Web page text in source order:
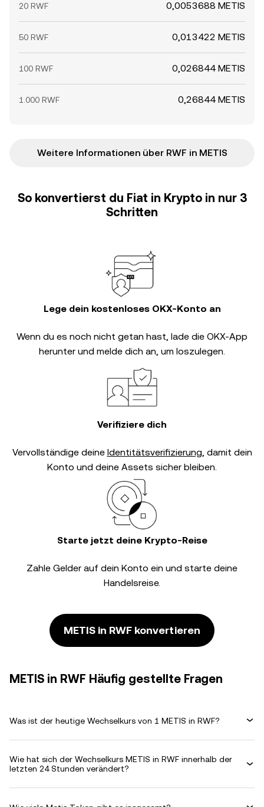
20 RWF 0,0053688 METIS
50 RWF 0,013422 METIS
100 RWF 0,026844 METIS
1.000 RWF 0,26844 METIS
Weitere Informationen über RWF in METIS
So konvertierst du Fiat in Krypto in nur 3
Schritten
Lege dein kostenloses OKX-Konto an
Wenn du es noch nicht getan hast, lade die OKX-App
herunter und melde dich an, um loszulegen.
Verifiziere dich
Vervollständige deine Identitätsverifizierung, damit dein
Konto und deine Assets sicher bleiben.
Starte jetzt deine Krypto-Reise
Zahle Gelder auf dein Konto ein und starte deine
Handelsreise.
METIS in RWF konvertieren
METIS in RWF Häufig gestellte Fragen
Was ist der heutige Wechselkurs von 1 METIS in RWF?
Wie hat sich der Wechselkurs METIS in RWF innerhalb der
letzten 24 Stunden verändert?